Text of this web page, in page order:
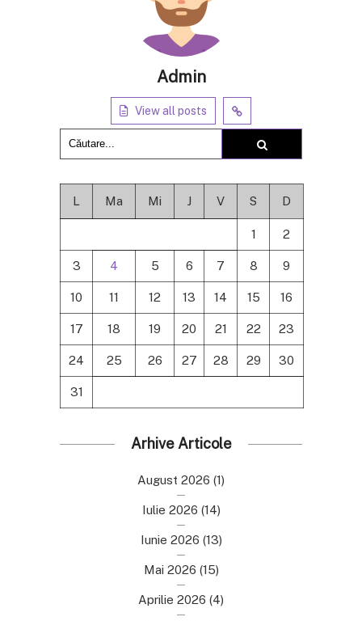
Admin
View all posts
L Ma Mi J V S D
1 2
3 4 5 6 7 8 9
10 11 12 13 14 15 16
17 18 19 20 21 22 23
24 25 26 27 28 29 30
31
Arhive Articole
August 2026 (1)
Iulie 2026 (14)
Iunie 2026 (13)
Mai 2026 (15)
Aprilie 2026 (4)